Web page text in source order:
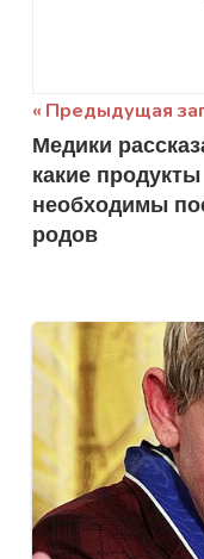
Навигация
по
записям
Предыдущая
Медики
какие продукты
необходимы
родов